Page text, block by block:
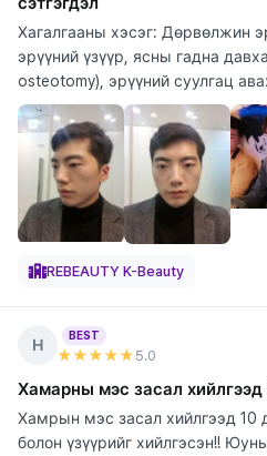
Хагалгааны хэсэг: Дөрвөлжин
эрүүний үзүүр, ясны гадна
osteotomy), эрүүний суулгац
REBEAUTY K-Beauty
Н
BEST
★★★★★ 5.0
Хамарны мэс засал
Хамрын мэс засал хийлгээд 10 дахь
болон үзүүрийг хийлгэсэн!! Юуны өмнө, эндхийн хүлээн